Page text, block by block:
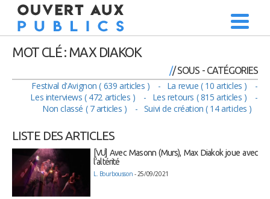
MOT CLÉ : MAX DIAKOK
/ SOUS - CATÉGORIES
Festival d'Avignon ( 639 articles )
La revue ( 10 articles )
Les interviews ( 472 articles )
Les retours ( 815 articles )
Non classé ( 7 articles )
Suivi de création ( 14 articles )
LISTE DES ARTICLES
[VU] Avec Masonn (Murs), Max Diakok joue avec
l’altérité
L. Bourbousson - 25/09/2021